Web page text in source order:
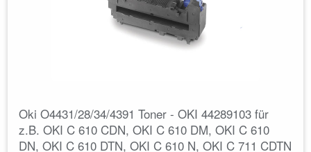
Oki O4431/28/34/4391 Toner - OKI 44289103 für
z.B. OKI C 610 CDN, OKI C 610 DM, OKI C 610
DN, OKI C 610 DTN, OKI C 610 N, OKI C 711 CDTN